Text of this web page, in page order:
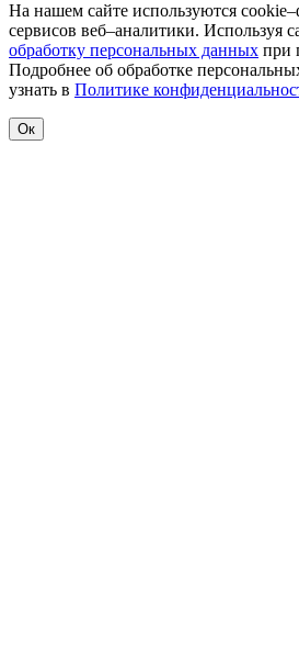
На нашем сайте используются
сервисов веб–аналитики. Используя
обработку персональных данных при
Подробнее об обработке
узнать в Политике
Ок